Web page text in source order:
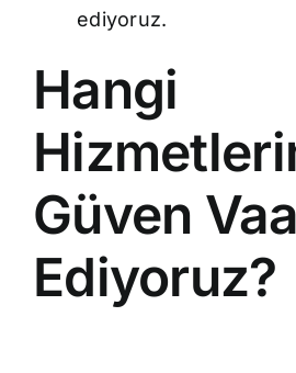
ediyoruz.
Hangi
Güven
Ediyoruz?